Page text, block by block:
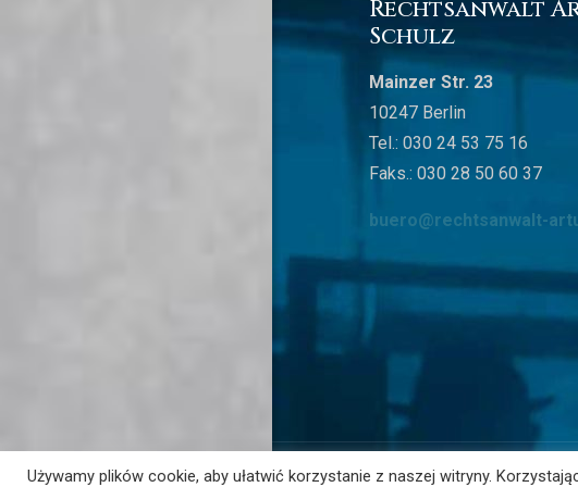
Rechtsanwalt
Schulz
Mainzer Str. 23
10247 Berlin
Tel.: 030 24 53 75 16
Faks.: 030 28 50 60 37
buero@rechtsanwalt-
Używamy plików cookie, aby ułatwić korzystanie z naszej witryny.